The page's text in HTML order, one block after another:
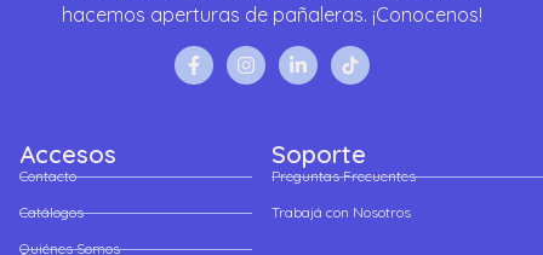
hacemos aperturas de pañaleras. ¡Conocenos!
Accesos
Contacto
Catálogos
Quiénes Somos
Soporte
Preguntas Frecuentes
Trabajá con Nosotros